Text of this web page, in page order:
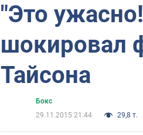
"Это
шокировал
Тайсона
Бокс
29.11.2015 21:44
29,8 т.